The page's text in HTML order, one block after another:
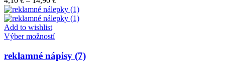
Možnosti
si
môžete
vybrať
na
stránke
produktu.
range:
4,10 €
Add to wishlist
Výber možnostíTento
má
viacero
reklamné nápisy (7)